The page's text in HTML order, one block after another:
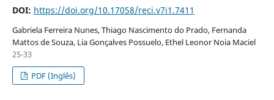
DOI: https://doi.org/10.17058/reci.v7i1.7411
Gabriela Ferreira Nunes, Thiago Nascimento do Prado, Fernanda
Mattos de Souza, Lia Gonçalves Possuelo, Ethel Leonor Noia Maciel
25-33
PDF (Inglês)